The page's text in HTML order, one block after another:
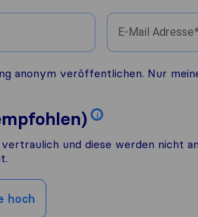
E-Mail Adresse
anonym veröffentlichen. Nur
i
und diese werden nicht
hoch